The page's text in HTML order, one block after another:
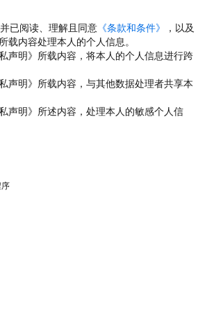
已阅读、理解且同意 《条款和条件》
，以及
所载内容处理本人的个人信息。
声明》所载内容，将本人的个人信息进行跨
声明》所载内容，与其他数据处理者共享本
声明》所述内容，处理本人的敏感个人信